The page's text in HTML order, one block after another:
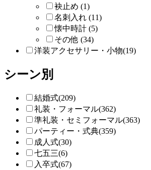
袂止め (1)
名刺入れ (11)
懐中時計 (5)
その他 (34)
洋装アクセサリー・小物(19)
シーン別
結婚式(209)
礼装・フォーマル(362)
準礼装・セミフォーマル(363)
パーティー・式典(359)
成人式(30)
七五三(6)
入卒式(67)